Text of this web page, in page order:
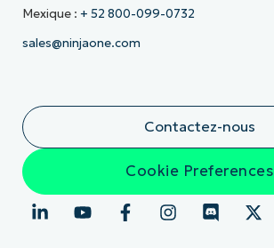
Mexique : + 52 800-099-0732
sales@ninjaone.com
Contactez-nous
Cookie Preferences